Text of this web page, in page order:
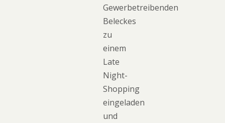
Gewerbetreibenden
Beleckes
zu
einem
Late
Night-
Shopping
eingeladen
und